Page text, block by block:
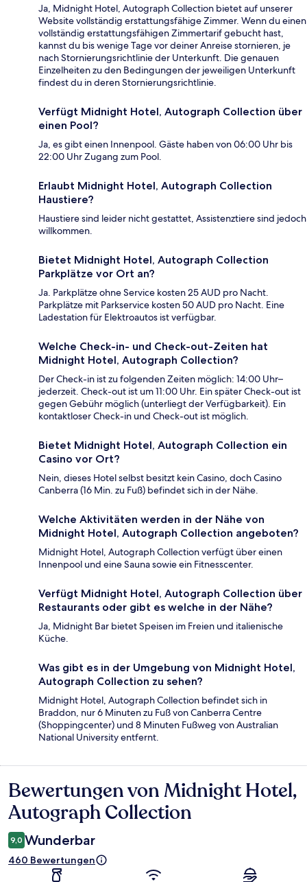
Ja, Midnight Hotel, Autograph Collection bietet auf unserer
Website vollständig erstattungsfähige Zimmer. Wenn du einen
vollständig erstattungsfähigen Zimmertarif gebucht hast,
kannst du bis wenige Tage vor deiner Anreise stornieren, je
nach Stornierungsrichtlinie der Unterkunft. Die genauen
Einzelheiten zu den Bedingungen der jeweiligen Unterkunft
findest du in deren Stornierungsrichtlinie.
Verfügt Midnight Hotel, Autograph Collection über
einen Pool?
Ja, es gibt einen Innenpool. Gäste haben von 06:00 Uhr bis
22:00 Uhr Zugang zum Pool.
Erlaubt Midnight Hotel, Autograph Collection
Haustiere?
Haustiere sind leider nicht gestattet, Assistenztiere sind jedoch
willkommen.
Bietet Midnight Hotel, Autograph Collection
Parkplätze vor Ort an?
Ja. Parkplätze ohne Service kosten 25 AUD pro Nacht.
Parkplätze mit Parkservice kosten 50 AUD pro Nacht. Eine
Ladestation für Elektroautos ist verfügbar.
Welche Check-in- und Check-out-Zeiten hat
Midnight Hotel, Autograph Collection?
Der Check-in ist zu folgenden Zeiten möglich: 14:00 Uhr–
jederzeit. Check-out ist um 11:00 Uhr. Ein später Check-out ist
gegen Gebühr möglich (unterliegt der Verfügbarkeit). Ein
kontaktloser Check-in und Check-out ist möglich.
Bietet Midnight Hotel, Autograph Collection ein
Casino vor Ort?
Nein, dieses Hotel selbst besitzt kein Casino, doch Casino
Canberra (16 Min. zu Fuß) befindet sich in der Nähe.
Welche Aktivitäten werden in der Nähe von
Midnight Hotel, Autograph Collection angeboten?
Midnight Hotel, Autograph Collection verfügt über einen
Innenpool und eine Sauna sowie ein Fitnesscenter.
Verfügt Midnight Hotel, Autograph Collection über
Restaurants oder gibt es welche in der Nähe?
Ja, Midnight Bar bietet Speisen im Freien und italienische
Küche.
Was gibt es in der Umgebung von Midnight Hotel,
Autograph Collection zu sehen?
Midnight Hotel, Autograph Collection befindet sich in
Braddon, nur 6 Minuten zu Fuß von Canberra Centre
(Shoppingcenter) und 8 Minuten Fußweg von Australian
National University entfernt.
Bewertungen
Bewertungen von Midnight Hotel,
Autograph Collection
9,0 Wunderbar
460 Bewertungen